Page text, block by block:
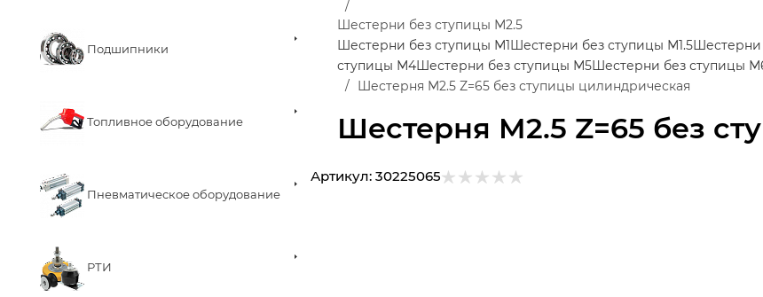
Подшипники
Топливное оборудование
Пневматическое оборудование
РТИ
Шестерня M2.5 Z=65 без
Шестерни без ступицы М2.5
Шестерни без ступицы М1Шестерни без ступицы М1.5Шестерни
ступицы М4Шестерни без ступицы М5Шестерни без ступицы
Шестерня M2.5 Z=65 без ступицы цилиндрическая
Артикул: 30225065